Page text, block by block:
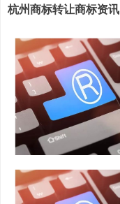
杭州商标转让商标资讯